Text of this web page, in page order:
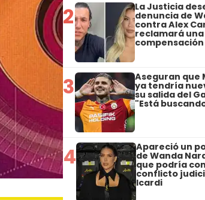
2 La Justicia
denuncia de
contra Alex
reclamará
3 Aseguran que
ya tendría
su salida del
"Está
4 Apareció un
de Wanda
que podría
conflicto
Icardi